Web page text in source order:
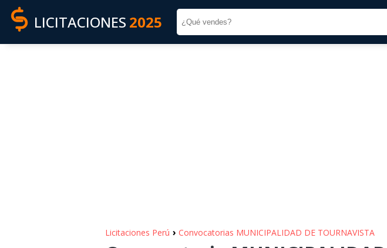
LICITACIONES 2025
Licitaciones Perú › Convocatorias MUNICIPALIDAD DE TOURNAVISTA